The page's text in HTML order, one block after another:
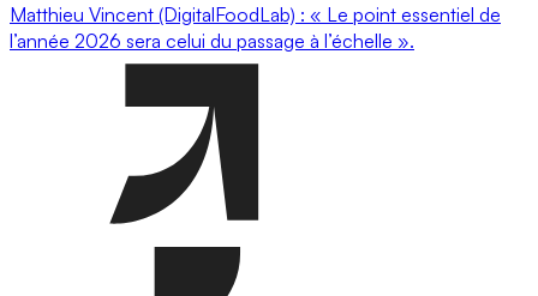
Matthieu Vincent (DigitalFoodLab) : « Le point essentiel de
l’année 2026 sera celui du passage à l’échelle ».